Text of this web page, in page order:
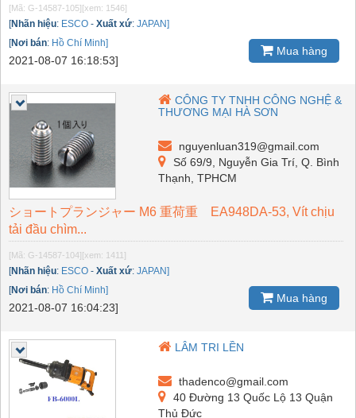
[Mã: G-14587-105][xem: 1546]
[Nhãn hiệu: ESCO - Xuất xứ: JAPAN]
[Nơi bán: Hồ Chí Minh]
2021-08-07 16:18:53]
Mua hàng
CÔNG TY TNHH CÔNG NGHỆ &
THƯƠNG MẠI HÀ SƠN
nguyenluan319@gmail.com
Số 69/9, Nguyễn Gia Trí, Q. Bình
Thạnh, TPHCM
ショートプランジャー M6 重荷重 EA948DA-53, Vít chịu
tải đầu chìm...
[Mã: G-14587-104][xem: 1411]
[Nhãn hiệu: ESCO - Xuất xứ: JAPAN]
[Nơi bán: Hồ Chí Minh]
2021-08-07 16:04:23]
Mua hàng
LÂM TRI LỀN
thadenco@gmail.com
40 Đường 13 Quốc Lộ 13 Quận
Thủ Đức